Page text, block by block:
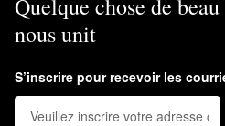
Quelque chose de beau
nous unit
S’inscrire pour recevoir les